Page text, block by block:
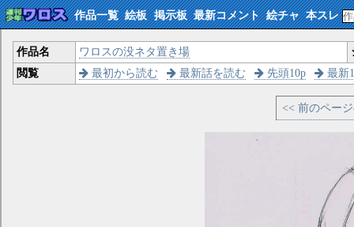
作品一覧 絵板 掲示板 最新コメント 絵チャ 本スレ
作品名 ワロスの没ネタ置き場
閲覧
最初から読む 最新話を読む 先頭10p 最新
<< 前のペー